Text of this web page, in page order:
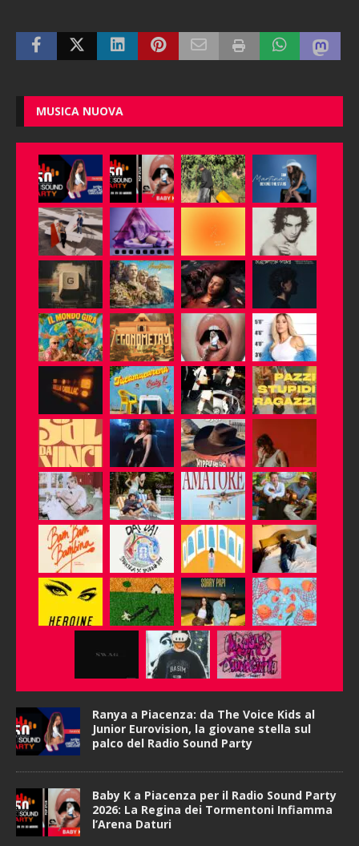
MUSICA NUOVA
Ranya a Piacenza: da The Voice Kids al
Junior Eurovision, la giovane stella sul
palco del Radio Sound Party
Baby K a Piacenza per il Radio Sound Party
2026: La Regina dei Tormentoni Infiamma
l’Arena Daturi